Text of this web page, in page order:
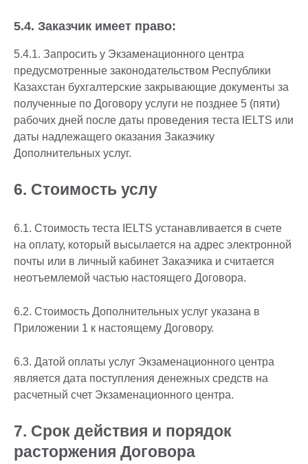
5.4. Заказчик имеет право:
5.4.1. Запросить у Экзаменационного центра
предусмотренные законодательством Республики
Казахстан бухгалтерские закрывающие документы за
полученные по Договору услуги не позднее 5 (пяти)
рабочих дней после даты проведения теста IELTS или
даты надлежащего оказания Заказчику
Дополнительных услуг.
6. Стоимость услу
6.1. Стоимость теста IELTS устанавливается в счете
на оплату, который высылается на адрес электронной
почты или в личный кабинет Заказчика и считается
неотъемлемой частью настоящего Договора.
6.2. Стоимость Дополнительных услуг указана в
Приложении 1 к настоящему Договору.
6.3. Датой оплаты услуг Экзаменационного центра
является дата поступления денежных средств на
расчетный счет Экзаменационного центра.
7. Срок действия и порядок
расторжения Договора